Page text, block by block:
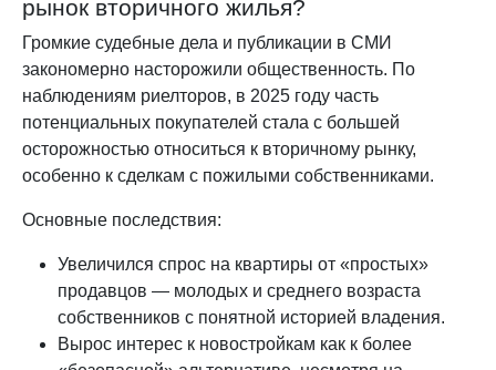
рынок вторичного жилья?
Громкие судебные дела и публикации в СМИ
закономерно насторожили общественность. По
наблюдениям риелторов, в 2025 году часть
потенциальных покупателей стала с большей
осторожностью относиться к вторичному рынку,
особенно к сделкам с пожилыми собственниками.
Основные последствия:
Увеличился спрос на квартиры от «простых»
продавцов — молодых и среднего возраста
собственников с понятной историей владения.
Вырос интерес к новостройкам как к более